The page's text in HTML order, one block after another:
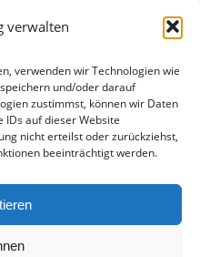
verwalten
verwenden wir Technologien wie
und/oder darauf
zustimmst, können wir Daten
auf dieser Website
nicht erteilst oder zurückziehst,
beeinträchtigt werden.